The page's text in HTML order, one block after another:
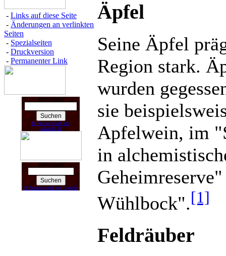
- Links auf diese Seite
- Änderungen an verlinkten
Seiten
- Spezialseiten
- Druckversion
- Permanenter Link
Suchen nach:
In Partnerschaft mit
Amazon.de
Suchen nach:
In Partnerschaft mit Google
Äpfel
Seine Äpfel
Region stark.
wurden
sie
Apfelwein, im
in
Wühlbock".[1]
Feldräuber